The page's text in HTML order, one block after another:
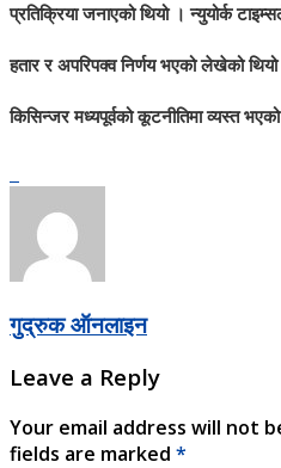
प्रतिक्रिया जनाएको थियो । न्युयोर्क
हतार र अपरिपक्व निर्णय भएको लेखेको थियो
किसिन्जर मध्यपूर्वको कूटनीतिमा व्यस्त
गुद्रुक ऑनलाइन
Leave a Reply
Your email address will not
fields are marked *